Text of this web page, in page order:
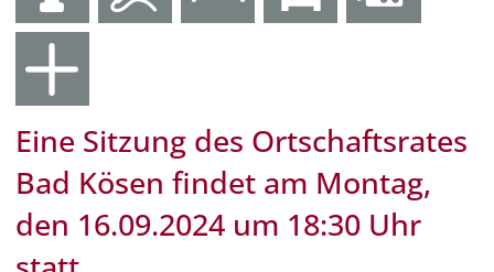
Eine Sitzung des Ortschaftsrates
Bad Kösen findet am Montag,
den 16.09.2024 um 18:30 Uhr